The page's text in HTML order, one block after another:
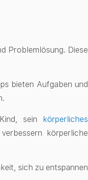
Problemlösung. Diese
bieten Aufgaben und
sein körperliches
körperliche
sich zu entspannen